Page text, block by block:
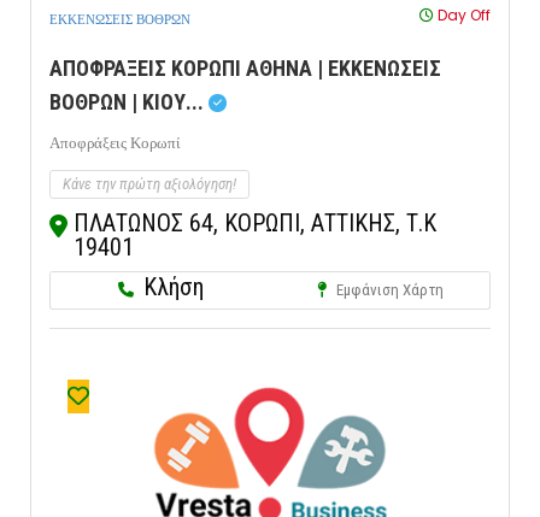
ΕΚΚΕΝΩΣΕΙΣ ΒΟΘΡΩΝ Day Off
ΑΠΟΦΡΑΞΕΙΣ ΚΟΡΩΠΙ ΑΘΗΝΑ | ΕΚΚΕΝΩΣΕΙΣ
ΒΟΘΡΩΝ | ΚΙΟΥ...
Αποφράξεις Κορωπί
Κάνε την πρώτη αξιολόγηση!
ΠΛΑΤΩΝΟΣ 64, ΚΟΡΩΠΙ, ΑΤΤΙΚΗΣ, Τ.Κ
19401
Κλήση
Εμφάνιση Χάρτη